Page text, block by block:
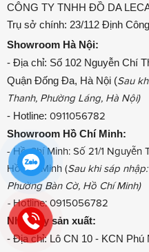
CÔNG TY TNHH ĐỒ DA
Trụ sở chính: 23/112 Định
Showroom Hà Nội:
- Địa chỉ: Số 102 Nguyễn Chí
Quận Đống Đa, Hà Nội (Sau
Thanh, Phường Láng, Hà Nội)
- Hotline: 0911056782
Showroom Hồ Chí Minh:
- Hồ Chí Minh: Số 21/1 Nguyễn
Hồ Chí Minh (Sau khi sáp
Phường Bàn Cờ, Hồ Chí Minh)
- Hotline: 0915056782
Nhà máy sản xuất:
- Địa chỉ: Lô CN 10 - KCN